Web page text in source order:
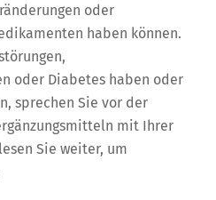
oder
haben können.
oder Diabetes haben oder
sprechen Sie vor der
mit Ihrer
Sie weiter, um